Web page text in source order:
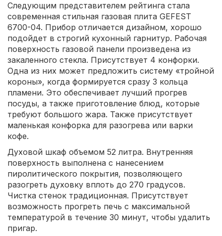
Следующим представителем рейтинга стала
современная стильная газовая плита GEFEST
6700-04. Прибор отличается дизайном, хорошо
подойдет в строгий кухонный гарнитур. Рабочая
поверхность газовой панели произведена из
закаленного стекла. Присутствует 4 конфорки.
Одна из них может предложить систему «тройной
короны», когда формируется сразу 3 кольца
пламени. Это обеспечивает лучший прогрев
посуды, а также приготовление блюд, которые
требуют большого жара. Также присутствует
маленькая конфорка для разогрева или варки
кофе.
Духовой шкаф объемом 52 литра. Внутренняя
поверхность выполнена с нанесением
пиролитического покрытия, позволяющего
разогреть духовку вплоть до 270 градусов.
Чистка стенок традиционная. Присутствует
возможность прогреть печь с максимальной
температурой в течение 30 минут, чтобы удалить
пригар.